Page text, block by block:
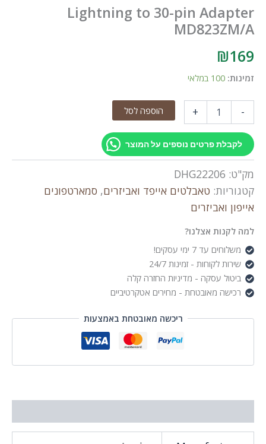
Lightning to 30-pin Adapter
MD823ZM/A
₪169
זמינות: 100 במלאי
-
to
30-
Adapter
MD823ZM/A
+ הוספה לסל
לקבלת פרטים נוספים על המוצר
מק"ט: DHG22206
קטגוריות: טאבלטים אייפד ואביזרים, סמארטפונים
אייפון ואביזרים
למה לקנות אצלנו?
משלוחים עד 7 ימי עסקים!
שירות לקוחות - זמינות 24/7
ביטול עסקה - מדיניות החזרה קלה
רכישה מאובטחת - מחירים אטקרטיביים
ריכשה מאובטחת באמצעות